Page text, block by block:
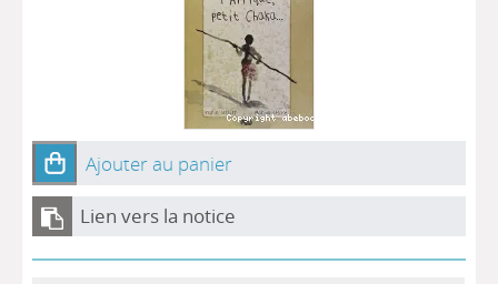
Ajouter au panier
Lien vers la notice